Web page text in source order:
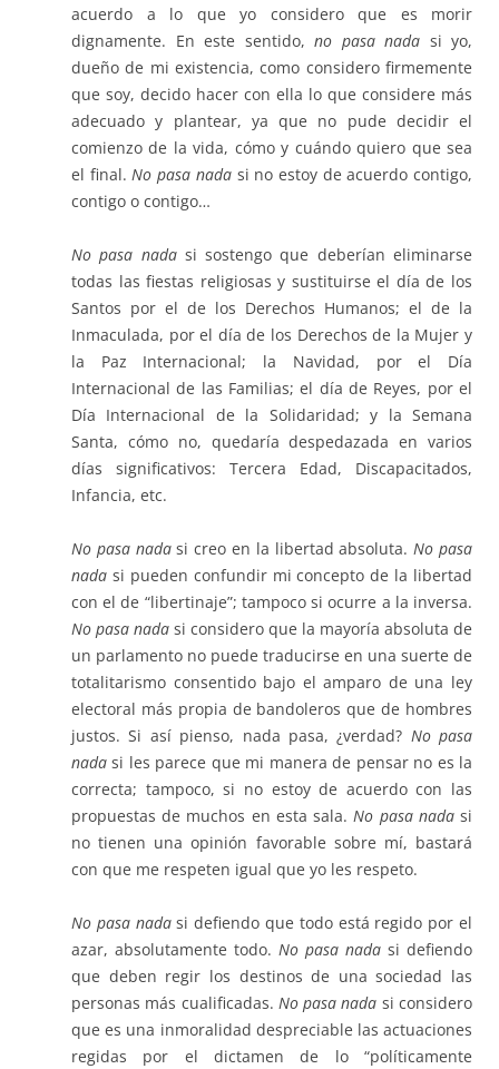
acuerdo a lo que yo considero que es morir
dignamente. En este sentido, no pasa nada si yo,
dueño de mi existencia, como considero firmemente
que soy, decido hacer con ella lo que considere más
adecuado y plantear, ya que no pude decidir el
comienzo de la vida, cómo y cuándo quiero que sea
el final.No pasa nada si no estoy de acuerdo contigo,
contigo o contigo…
No pasa nada si sostengo que deberían eliminarse
todas las fiestas religiosas y sustituirse el día de los
Santos por el de los Derechos Humanos; el de la
Inmaculada, por el día de los Derechos de la Mujer y
la Paz Internacional; la Navidad, por el Día
Internacional de las Familias; el día de Reyes, por el
Día Internacional de la Solidaridad; y la Semana
Santa, cómo no, quedaría despedazada en varios
días significativos: Tercera Edad, Discapacitados,
Infancia, etc.
No pasa nadasi creo en la libertad absoluta.No pasa
nada si pueden confundir mi concepto de la libertad
con el de “libertinaje”; tampoco si ocurre a la inversa.
No pasa nada si considero que la mayoría absoluta de
un parlamento no puede traducirse en una suerte de
totalitarismo consentido bajo el amparo de una ley
electoral más propia de bandoleros que de hombres
justos. Si así pienso, nada pasa, ¿verdad? No pasa
nadasi les parece que mi manera de pensar no es la
correcta; tampoco, si no estoy de acuerdo con las
propuestas de muchos en esta sala.No pasa nadasi
no tienen una opinión favorable sobre mí, bastará
con que me respeten igual que yo les respeto.
No pasa nadasi defiendo que todo está regido por el
azar, absolutamente todo. No pasa nada si defiendo
que deben regir los destinos de una sociedad las
personas más cualificadas. No pasa nada si considero
que es una inmoralidad despreciable las actuaciones
regidas por el dictamen de lo “políticamente